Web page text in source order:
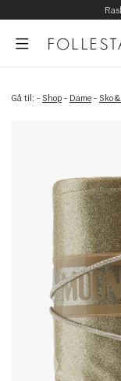
Gå til: – Shop – Dame – Sko